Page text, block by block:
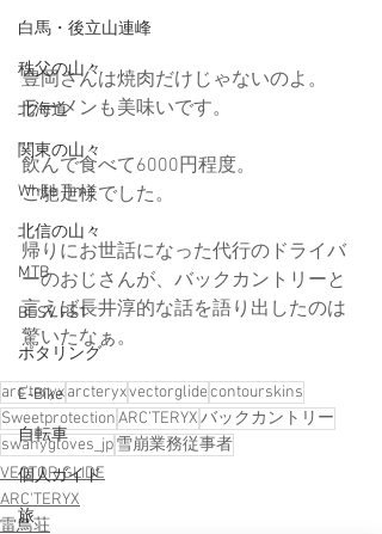
白馬・後立山連峰
秩父の山々
北海道
関東の山々
White Time
北信の山々
MTB
BESV PS1
ポタリング
E-Bike
自転車
個人ガイド
旅
豊岡さんは焼肉だけじゃないのよ。
ラーメンも美味いです。
飲んで食べて6000円程度。
ご馳走様でした。
帰りにお世話になった代行のドライバ
ーのおじさんが、バックカントリーと
言えば長井淳的な話を語り出したのは
驚いたなぁ。
arc'teryxarcteryxvectorglidecontourskins
SweetprotectionARC’TERYXバックカントリー
swanygloves_jp雪崩業務従事者
VECTOR GLIDE
ARC'TERYX
雷鳥荘